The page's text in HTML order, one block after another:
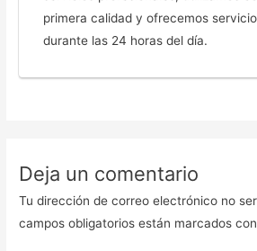
primera calidad y ofrecemos
durante las 24 horas del día.
Deja un comentario
Tu dirección de correo electrónico no
campos obligatorios están marcados con